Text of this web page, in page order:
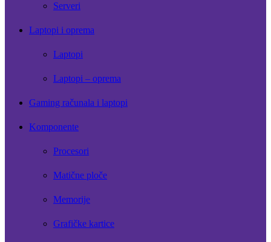
Serveri
Laptopi i oprema
Laptopi
Laptopi – oprema
Gaming računala i laptopi
Komponente
Procesori
Matične ploče
Memorije
Grafičke kartice